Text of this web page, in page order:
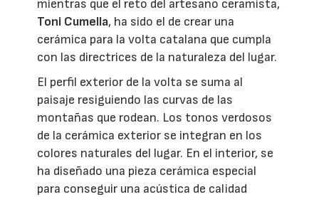
mientras que el reto del artesano ceramista,
Toni Cumella, ha sido el de crear una
cerámica para la volta catalana que cumpla
con las directrices de la naturaleza del lugar.
El perfil exterior de la volta se suma al
paisaje resiguiendo las curvas de las
montañas que rodean. Los tonos verdosos
de la cerámica exterior se integran en los
colores naturales del lugar. En el interior, se
ha diseñado una pieza cerámica especial
para conseguir una acústica de calidad